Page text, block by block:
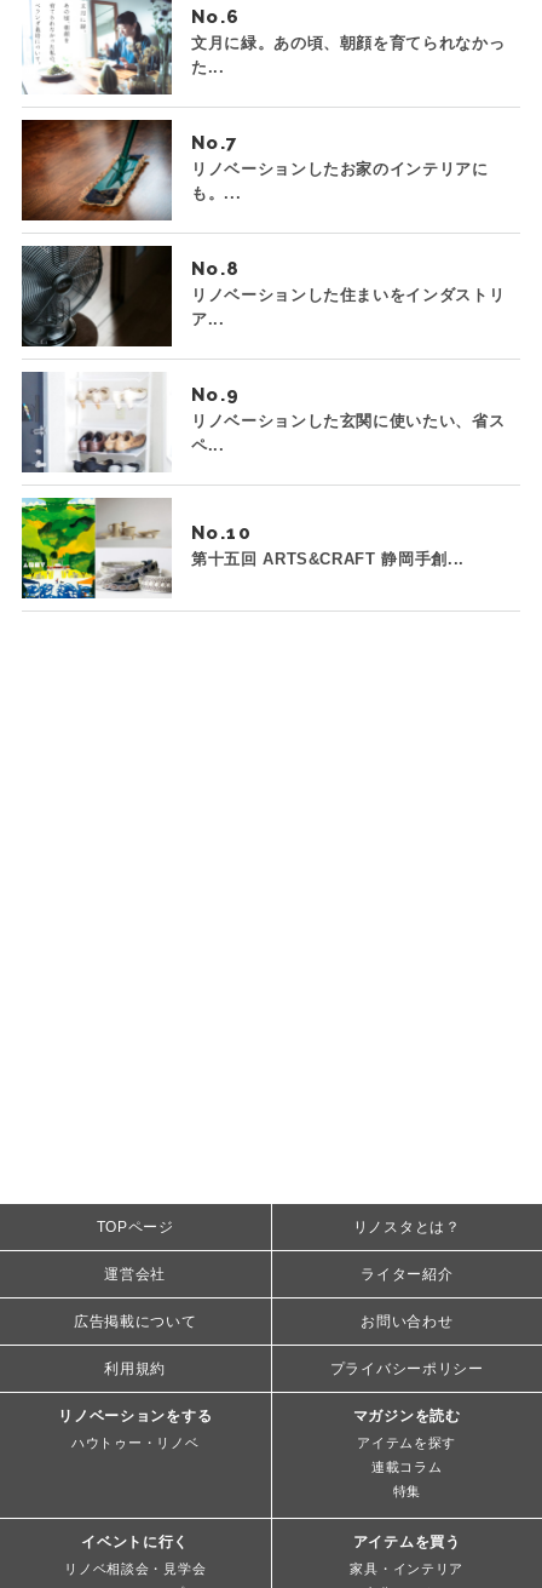
No.
文月に緑。あの頃、朝顔を育てられなかっ
た...
No.
リノベーションしたお家のインテリアに
も。...
No.
リノベーションした住まいをインダストリ
ア...
No.
リノベーションした玄関に使いたい、省ス
ペ...
No.
第十五回 ARTS&CRAFT 静岡手創...
TOPページ リノスタとは？
運営会社 ライター紹介
広告掲載について お問い合わせ
利用規約 プライバシーポリシー
リノベーションをする
ハウトゥー・リノベ
マガジンを読む
アイテムを探す
連載コラム
特集
イベントに行く
リノベ相談会・見学会
アイテムを買う
家具・インテリア